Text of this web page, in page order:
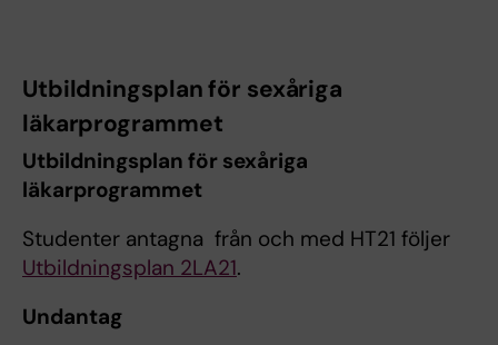
Utbildningsplan för sexåriga
läkarprogrammet
Utbildningsplan för sexåriga
läkarprogrammet
Studenter antagna från och med HT21 följer
Utbildningsplan 2LA21.
Undantag